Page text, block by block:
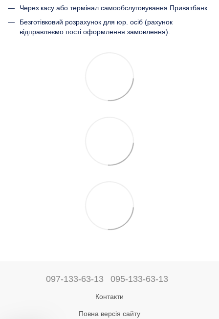
Через касу або термінал самообслуговування Приватбанк.
Безготівковий розрахунок для юр. осіб (рахунок
відправляємо пості оформлення замовлення).
097-133-63-13 095-133-63-13
Контакти
Повна версія сайту